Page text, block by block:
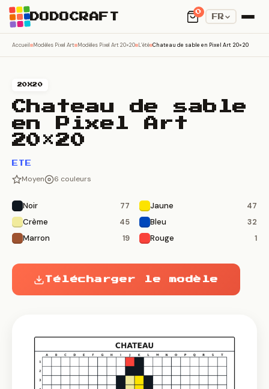
DODOCRAFT
0
FR
Accueil Modèles Pixel Art Modèles Pixel Art 20×20 L’été Chateau de sable en Pixel Art 20×20
20X20
Chateau de sable
en Pixel Art
20×20
ETE
Moyen 6 couleurs
Noir 77 Jaune 47
Crème 45 Bleu 32
Marron 19 Rouge 1
Télécharger le modèle